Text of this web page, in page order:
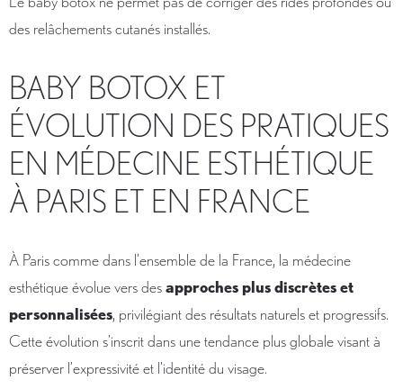
des relâchements cutanés installés.
BABY BOTOX ET
ÉVOLUTION DES PRATIQUES
EN MÉDECINE ESTHÉTIQUE
À PARIS ET EN FRANCE
À Paris comme dans l’ensemble de la France, la médecine
esthétique évolue vers desapproches plus discrètes et
personnalisées, privilégiant des résultats naturels et progressifs.
Cette évolution s’inscrit dans une tendance plus globale visant à
préserver l’expressivité et l’identité du visage.